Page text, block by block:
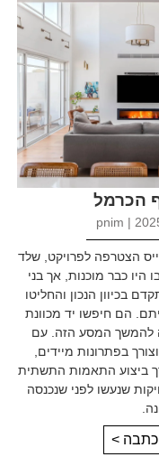
הכרמל
הצטרפה לפרויקט, שלד
כבר מוכנות, אך בני
בכיוון הנכון והחליטו
הם חיפשו יד מכוונת
להמשך המסע הזה. עם
בפתרונות מיידים,
ביצוע התאמות התשתית
שנעשו לפני שנכנסה
>